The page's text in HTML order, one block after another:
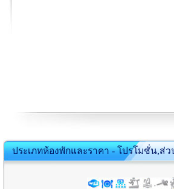
ประเภทห้องพักและราคา - โปรโมชั่น,ส่